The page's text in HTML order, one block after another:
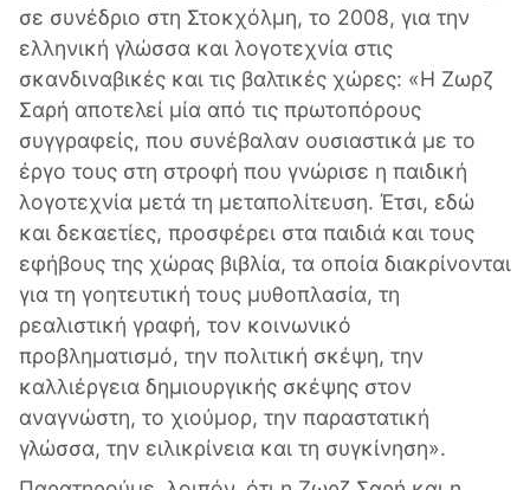
σε συνέδριο στη Στοκχόλμη, το 2008, για την
ελληνική γλώσσα και λογοτεχνία στις
σκανδιναβικές και τις βαλτικές χώρες: «Η Ζωρζ
Σαρή αποτελεί μία από τις πρωτοπόρους
συγγραφείς, που συνέβαλαν ουσιαστικά με το
έργο τους στη στροφή που γνώρισε η παιδική
λογοτεχνία μετά τη μεταπολίτευση. Έτσι, εδώ
και δεκαετίες, προσφέρει στα παιδιά και τους
εφήβους της χώρας βιβλία, τα οποία διακρίνονται
για τη γοητευτική τους μυθοπλασία, τη
ρεαλιστική γραφή, τον κοινωνικό
προβληματισμό, την πολιτική σκέψη, την
καλλιέργεια δημιουργικής σκέψης στον
αναγνώστη, το χιούμορ, την παραστατική
γλώσσα, την ειλικρίνεια και τη συγκίνηση».